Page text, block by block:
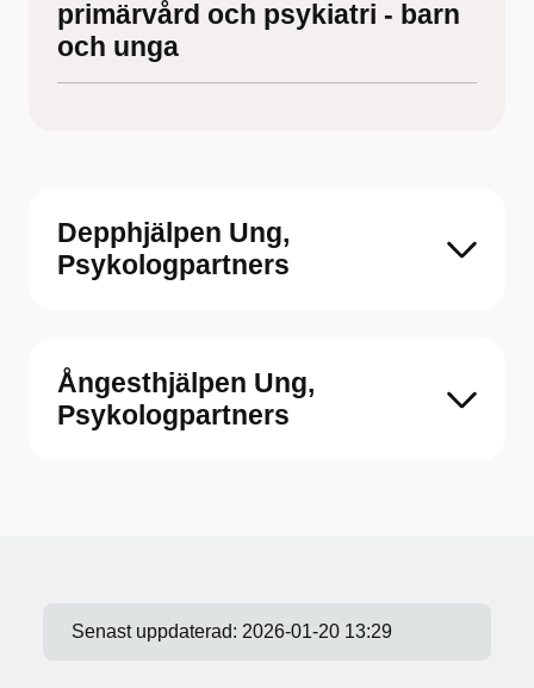
primärvård och psykiatri - barn
och unga
Depphjälpen Ung,
Psykologpartners
Ångesthjälpen Ung,
Psykologpartners
Senast uppdaterad: 2026-01-20 13:29